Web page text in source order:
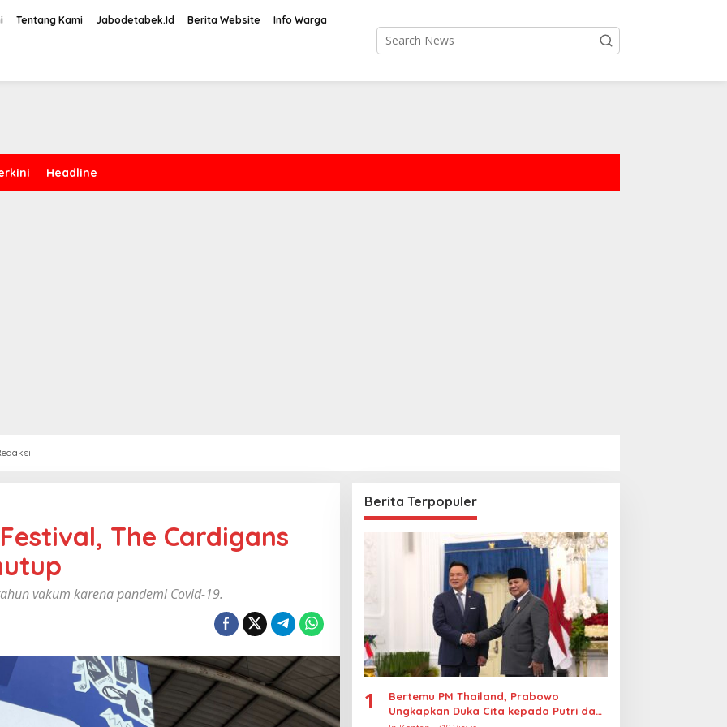
Tentang Kami Jabodetabek.Id Berita Website Info Warga
Headline
The Cardigans
vakum karena pandemi Covid-19.
Berita Terpopuler
1
Bertemu PM Thailand, Prabowo
Ungkapkan Duka Cita kepada Putri dan